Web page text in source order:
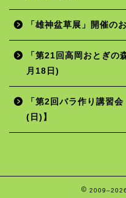
「雄神盆草展」開催の
「第21回高岡おとぎの
月18日)
「第2回バラ作り講習
(日)】